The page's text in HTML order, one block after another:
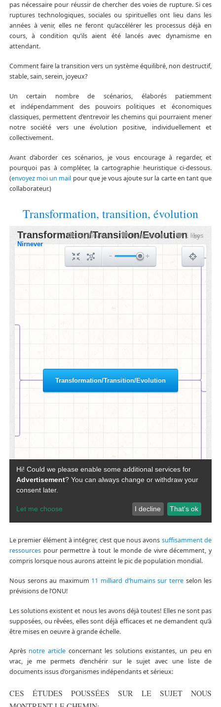
pas nécessaire pour réussir de chercher des voies de rupture. Si ces
ruptures technologiques, sociales ou spirituelles ont lieu dans les
années à venir, elles ne feront qu’accélérer les processus déjà en
cours, à condition qu’ils aient été lancés avec dynamisme en
attendant.
Comment faire la transition vers un système équilibré, non destructif,
stable, sain, serein, joyeux?
Un certain nombre de scénarios, élaborés patiemment
et indépendamment des pouvoirs politiques et économiques
classiques, permettent d’entrevoir les chemins qui pourraient mener
notre société vers une évolution positive, individuellement et
collectivement.
Avant d’aborder ces scénarios, je vous encourage à regarder, et
pourquoi pas à compléter, la cartographie heuristique ci-dessous.
(envoyez moi un mail pour que je vous ajoute sur la carte en tant que
collaborateur.)
Transformation, transition, évolution
Le premier élément à intégrer, c’est que nous avons suffisamment de
ressourcespour permettre à tout le monde de vivre décemment, y
compris lorsque nous aurons atteint le pic de population mondial.
Nous serons au maximum 11 milliard d’humains sur terreselon les
prévisions de l’ONU!
Les solutions existent et nous les avons déjà toutes! Elles ne sont pas
supposées, ou rêvées, elles sont déjà efficaces et ne demandent qu’à
être mises en oeuvre à grande échelle.
Après notre article concernant les solutions existantes, un peu en
vrac, je me permets d’enchérir sur le sujet avec une liste de
documents issus d’organismes indépendants et sérieux:
CES ÉTUDES POUSSÉES SUR LE SUJET NOUS